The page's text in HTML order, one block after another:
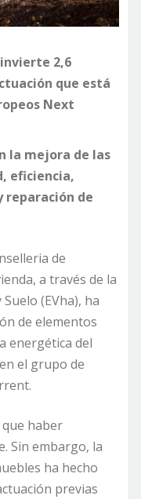
2,6
que está
Next
la mejora de las
eficiencia,
reparación de
de
a través de la
(EVha), ha
de elementos
energética del
el grupo de
haber
Sin embargo, la
ha hecho
previas